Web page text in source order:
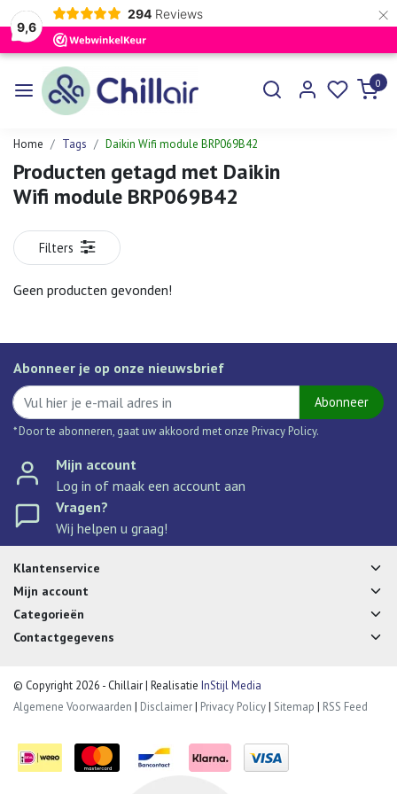
9,6
294 Reviews ×
0
Home Tags Daikin Wifi module BRP069B42
Producten getagd met Daikin
Wifi module BRP069B42
Filters
Geen producten gevonden!
Abonneer je op onze nieuwsbrief
Abonneer
* Door te abonneren, gaat uw akkoord met onze Privacy Policy.
Mijn account
Log in of maak een account aan
Vragen?
Wij helpen u graag!
Klantenservice
Mijn account
Categorieën
Contactgegevens
© Copyright 2026 - Chillair | Realisatie InStijl Media
Algemene Voorwaarden | Disclaimer| Privacy Policy| Sitemap | RSS Feed